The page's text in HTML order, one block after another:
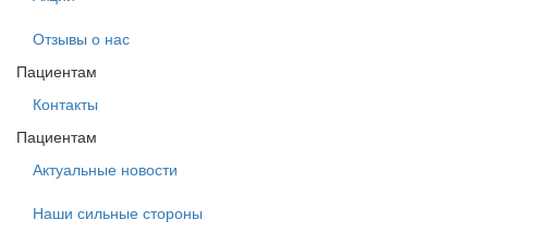
Отзывы о нас
Пациентам
Контакты
Пациентам
Актуальные новости
Наши сильные стороны